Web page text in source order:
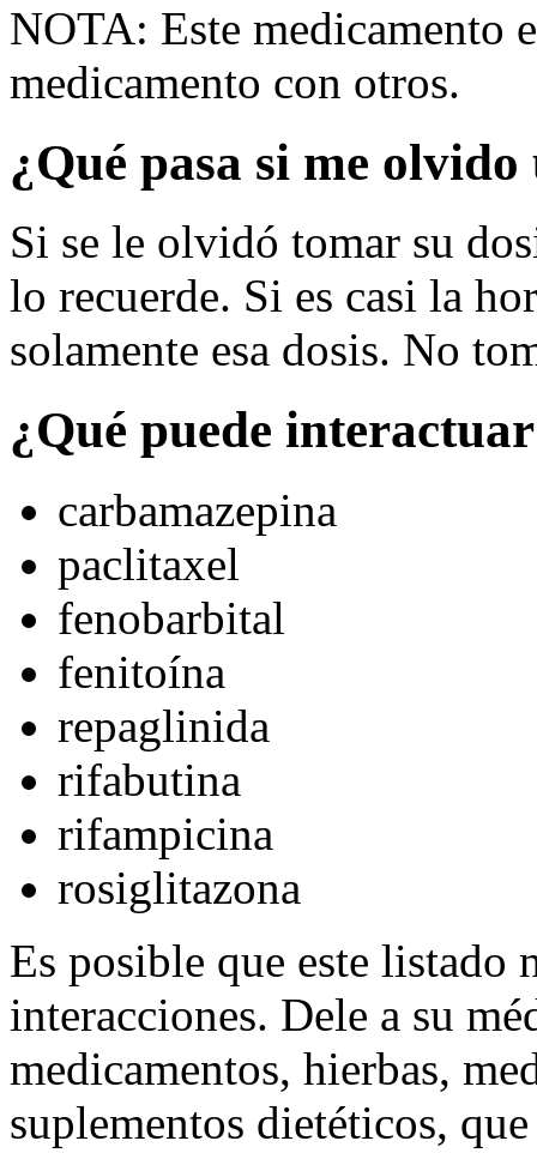
NOTA: Este medicamento
medicamento con otros.
¿Qué pasa si me olvido
Si se le olvidó tomar su
lo recuerde. Si es casi la
solamente esa dosis. No
¿Qué puede
carbamazepina
paclitaxel
fenobarbital
fenitoína
repaglinida
rifabutina
rifampicina
rosiglitazona
Es posible que este listado
interacciones. Dele a su
medicamentos, hierbas,
suplementos dietéticos,